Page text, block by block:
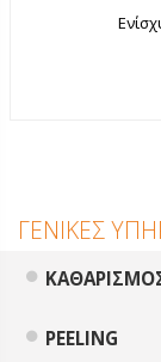
ΓΕΝΙΚΕΣ
PEELING